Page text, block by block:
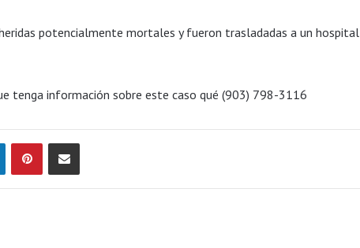
potencialmente mortales y fueron trasladadas a un hospital
tenga información sobre este caso qué (903) 798-3116